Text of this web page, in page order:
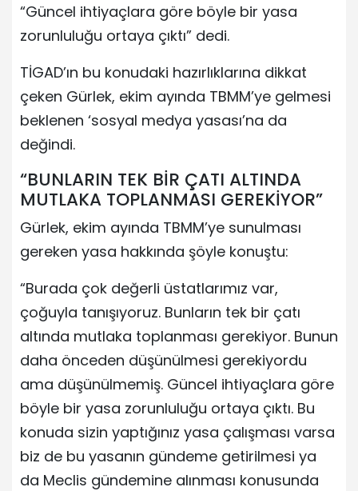
“Güncel ihtiyaçlara göre böyle bir yasa
zorunluluğu ortaya çıktı” dedi.
TİGAD’ın bu konudaki hazırlıklarına dikkat
çeken Gürlek, ekim ayında TBMM’ye gelmesi
beklenen ‘sosyal medya yasası’na da
değindi.
“BUNLARIN TEK BİR ÇATI ALTINDA
MUTLAKA TOPLANMASI GEREKİYOR”
Gürlek, ekim ayında TBMM’ye sunulması
gereken yasa hakkında şöyle konuştu:
“Burada çok değerli üstatlarımız var,
çoğuyla tanışıyoruz. Bunların tek bir çatı
altında mutlaka toplanması gerekiyor. Bunun
daha önceden düşünülmesi gerekiyordu
ama düşünülmemiş. Güncel ihtiyaçlara göre
böyle bir yasa zorunluluğu ortaya çıktı. Bu
konuda sizin yaptığınız yasa çalışması varsa
biz de bu yasanın gündeme getirilmesi ya
da Meclis gündemine alınması konusunda